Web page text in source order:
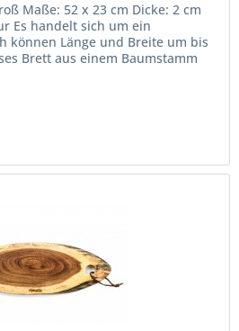
Maße: 52 x 23 cm Dicke: 2 cm
Es handelt sich um ein
können Länge und Breite um bis
Brett aus einem Baumstamm